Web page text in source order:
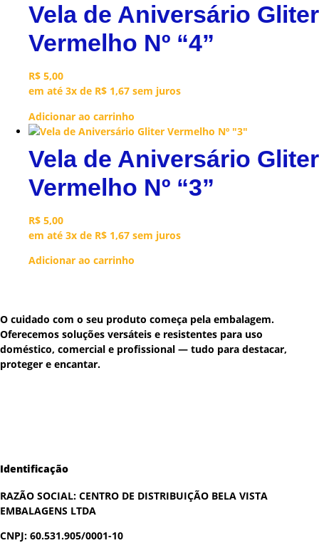
Vela de Aniversário Gliter
Vermelho Nº “4”
R$ 5,00
em até 3x de R$ 1,67 sem juros
Adicionar ao carrinho
Vela de Aniversário Gliter
Vermelho Nº “3”
R$ 5,00
em até 3x de R$ 1,67 sem juros
Adicionar ao carrinho
O cuidado com o seu produto começa pela embalagem.
Oferecemos soluções versáteis e resistentes para uso
doméstico, comercial e profissional — tudo para destacar,
proteger e encantar.
Identificação
RAZÃO SOCIAL: CENTRO DE DISTRIBUIÇÃO BELA VISTA
EMBALAGENS LTDA
CNPJ: 60.531.905/0001-10